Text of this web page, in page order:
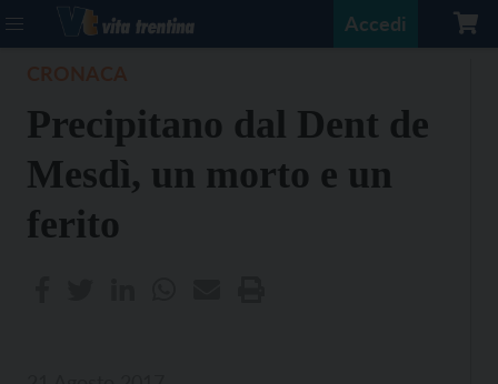
Accedi
Precipitano dal Dent de
Mesdì, un morto e un
ferito